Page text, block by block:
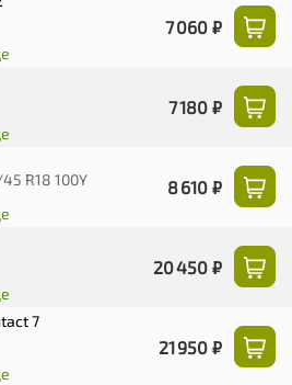
7 060 ₽
7 180 ₽
R18 100Y
8 610 ₽
20 450 ₽
7
21 950 ₽